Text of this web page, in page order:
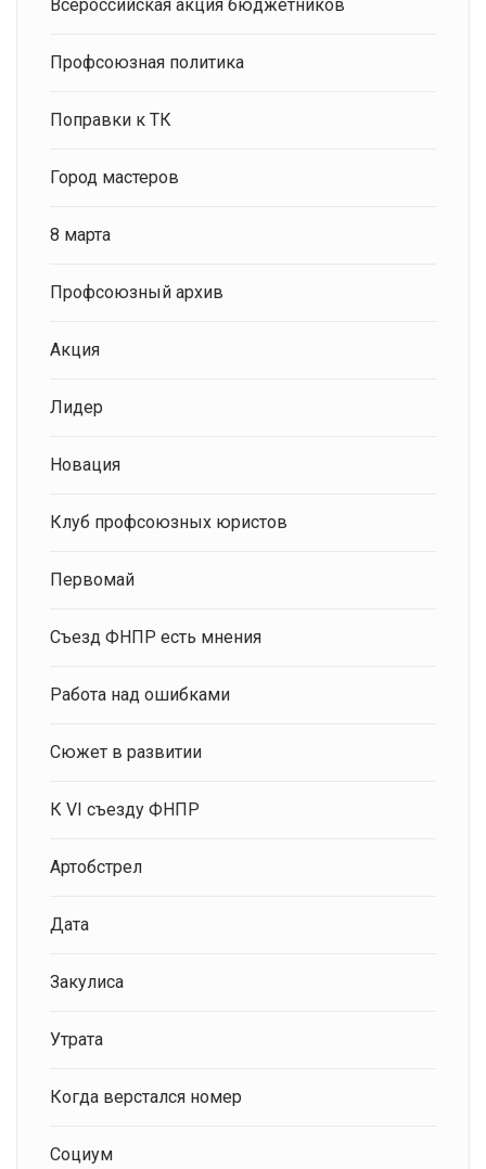
Всероссийская акция бюджетников
Профсоюзная политика
Поправки к ТК
Город мастеров
8 марта
Профсоюзный архив
Акция
Лидер
Новация
Клуб профсоюзных юристов
Первомай
Съезд ФНПР есть мнения
Работа над ошибками
Сюжет в развитии
К VI съезду ФНПР
Артобстрел
Дата
Закулиса
Утрата
Когда верстался номер
Социум